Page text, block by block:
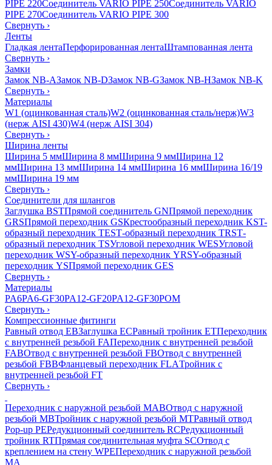
PIPE 220Соединитель VARIO PIPE 250Соединитель VARIO
PIPE 270Соединитель VARIO PIPE 300
Свернуть ›
Ленты
Гладкая лентаПерфорированная лентаШтампованная лента
Свернуть ›
Замки
Замок NB-AЗамок NB-DЗамок NB-GЗамок NB-HЗамок NB-K
Свернуть ›
Материалы
W1 (оцинкованная сталь)W2 (оцинкованная сталь/нерж)W3
(нерж AISI 430)W4 (нерж AISI 304)
Свернуть ›
Ширина ленты
Ширина 5 ммШирина 8 ммШирина 9 ммШирина 12
ммШирина 13 ммШирина 14 ммШирина 16 ммШирина 16/19
ммШирина 19 мм
Свернуть ›
Соединители для шлангов
Заглушка BSTПрямой соединитель GNПрямой переходник
GRSПрямой переходник GSКрестообразный переходник KST-
образный переходник TESТ-образный переходник TRSТ-
образный переходник TSУгловой переходник WESУгловой
переходник WSY-образный переходник YRSY-образный
переходник YSПрямой переходник GES
Свернуть ›
Материалы
PA6PA6-GF30PA12-GF20PA12-GF30POM
Свернуть ›
Компрессионные фитинги
Равный отвод EBЗаглушка ECРавный тройник ETПереходник
с внутренней резьбой FAПереходник с внутренней резьбой
FABОтвод с внутренней резьбой FBОтвод с внутренней
резьбой FBBФланцевый переходник FLAТройник с
внутренней резьбой FT
Свернуть ›
Переходник с наружной резьбой MABОтвод с наружной
резьбой MBТройник с наружной резьбой MTРавный отвод
Pop-up PEРедукционный соединитель RCРедукционный
тройник RTПрямая соединительная муфта SCОтвод с
креплением на стену WPEПереходник с наружной резьбой
MA